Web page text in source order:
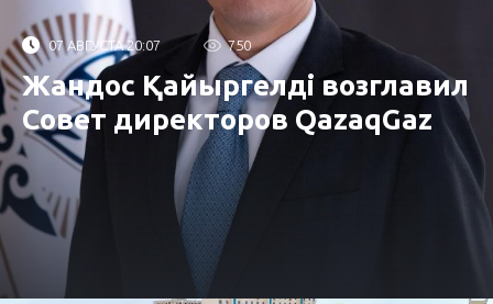
07 АВГУСТА 20:07 750
Жандос Қайыргелді возглавил
Совет директоров QazaqGaz